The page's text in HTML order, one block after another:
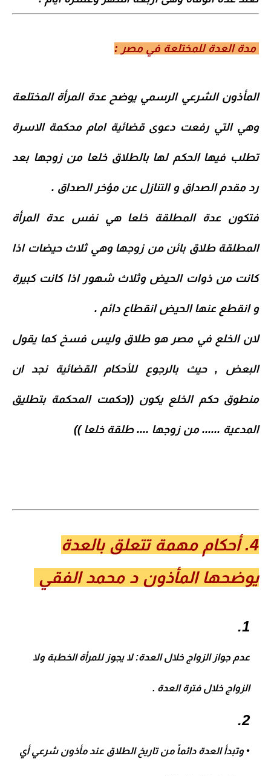
مدة العدة للمختلعة في مصر :
المأذون الشرعي الرسمي يوضح عدة المرأة المختلعة
وهي التي رفعت دعوى قضائية امام محكمة الاسرة
تطلب فيها الحكم لها بالطلاق خلعا من زوجها بعد
رد مقدم الصداق و التنازل عن مؤخر الصداق .
فتكون عدة المطلقة خلعا هي نفس عدة المرأة
المطلقة طلاق بائن من زوجها وهي ثلاث حيضات اذا
كانت من ذوات الحيض وثلاث شهور اذا كانت كبيرة
و انقطع عنها الحيض انقطاع دائم .
لان الخلع في مصر هو طلاق وليس فسخ كما يقول
البعض , حيث بالرجوع للأحكام القضائية نجد ان
منطوق حكم الخلع يكون ((حكمت المحكمة بتطليق
المدعية ...... من زوجها .... طلقة خلعا ))
4. أحكام مهمة تتعلق بالعدة
يوضحها المأذون د محمد الفقي
عدم جواز الزواج خلال العدة: لا يجوز للمرأة الخطبة ولا
الزواج خلال فترة العدة .
• وتبدأ العدة دائماً من تاريخ الطلاق عند مأذون شرعي أي